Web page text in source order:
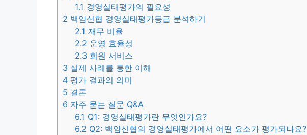
1.1 경영실태평가의 필요성
2 백암신협 경영실태평가등급 분석하기
2.1 재무 비율
2.2 운영 효율성
2.3 회원 서비스
3 실제 사례를 통한 이해
4 평가 결과의 의미
5 결론
6 자주 묻는 질문 Q&A
6.1 Q1: 경영실태평가란 무엇인가요?
6.2 Q2: 백암신협의 경영실태평가에서 어떤 요소가 평가되나요?